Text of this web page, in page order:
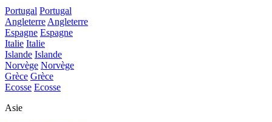
Portugal Portugal
Angleterre Angleterre
Espagne Espagne
Italie Italie
Islande Islande
Norvège Norvège
Grèce Grèce
Ecosse Ecosse
Asie